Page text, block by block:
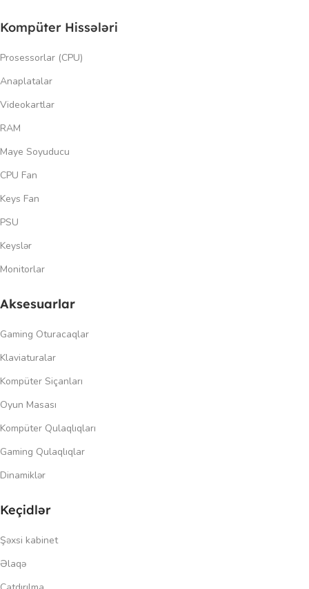
Kompüter Hissələri
Prosessorlar (CPU)
Anaplatalar
Videokartlar
RAM
Maye Soyuducu
CPU Fan
Keys Fan
PSU
Keyslər
Monitorlar
Aksesuarlar
Gaming Oturacaqlar
Klaviaturalar
Kompüter Siçanları
Oyun Masası
Kompüter Qulaqlıqları
Gaming Qulaqlıqlar
Dinamiklər
Keçidlər
Şəxsi kabinet
Əlaqə